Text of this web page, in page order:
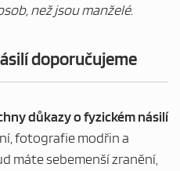
než jsou manželé.
doporučujeme
důkazy o fyzickém násilí
fotografie modřin a
máte sebemenší zranění,